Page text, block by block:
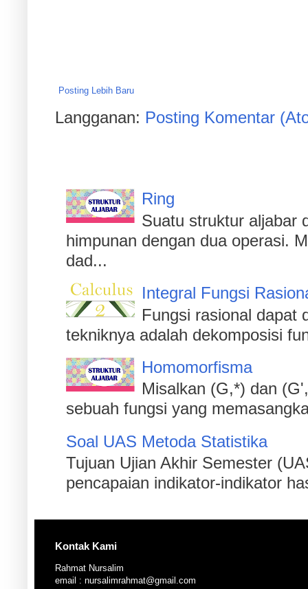
Posting Lebih Baru
Langganan: Posting Komentar
Ring
Suatu struktur aljabar
himpunan dengan dua operasi.
dad...
Integral Fungsi
Fungsi rasional dapat
tekniknya adalah dekomposisi
Homomorfisma
Misalkan (G,*) dan
sebuah fungsi yang
Soal UAS Metoda Statistika
Tujuan Ujian Akhir Semester
pencapaian indikator-indikator
Kontak Kami
Rahmat Nursalim
email : nursalimrahmat@gmail.com